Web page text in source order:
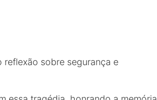
sobre segurança e